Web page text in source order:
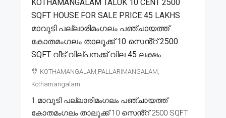
KOTHAMANGALAM TALUK 10 CENT 2500
SQFT HOUSE FOR SALE PRICE 45 LAKHS
മാവുടി പല്ലാരിമംഗലം പഞ്ചായത്ത്
കോതമംഗലം താലൂക്ക് 10 സെൻ്റ് 2500
SQFT വീട് വില്പനക്ക് വില 45 ലക്ഷം
KOTHAMANGALAM,PALLARIMANGALAM,
Kothamangalam
1.മാവുടി പല്ലാരിമംഗലം പഞ്ചായത്ത്
കോതമംഗലം താലൂക്ക് 10 സെൻ്റ് 2500 SQFT